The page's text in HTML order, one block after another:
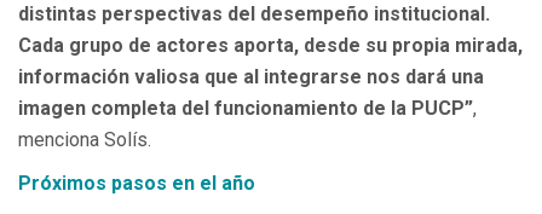
distintas perspectivas del desempeño institucional.
Cada grupo de actores aporta, desde su propia mirada,
información valiosa que al integrarse nos dará una
imagen completa del funcionamiento de la PUCP”,
menciona Solís.
Próximos pasos en el año